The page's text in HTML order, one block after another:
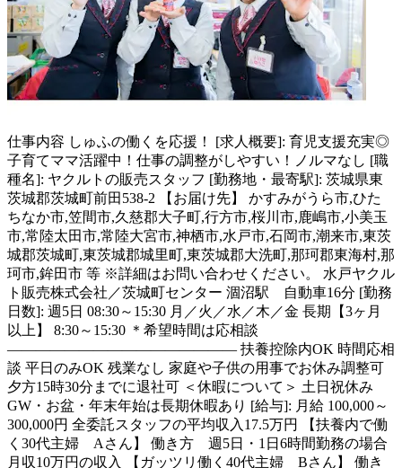
仕事内容 しゅふの働くを応援！ [求人概要]: 育児支援充実◎
子育てママ活躍中！仕事の調整がしやすい！ノルマなし [職
種名]: ヤクルトの販売スタッフ [勤務地・最寄駅]: 茨城県東
茨城郡茨城町前田538-2 【お届け先】 かすみがうら市,ひた
ちなか市,笠間市,久慈郡大子町,行方市,桜川市,鹿嶋市,小美玉
市,常陸太田市,常陸大宮市,神栖市,水戸市,石岡市,潮来市,東茨
城郡茨城町,東茨城郡城里町,東茨城郡大洗町,那珂郡東海村,那
珂市,鉾田市 等 ※詳細はお問い合わせください。 水戸ヤクル
ト販売株式会社／茨城町センター 涸沼駅 自動車16分 [勤務
日数]: 週5日 08:30～15:30 月／火／水／木／金 長期【3ヶ月
以上】 8:30～15:30 ＊希望時間は応相談
―――――――――――――――― 扶養控除内OK 時間応相
談 平日のみOK 残業なし 家庭や子供の用事でお休み調整可
夕方15時30分までに退社可 ＜休暇について＞ 土日祝休み
GW・お盆・年末年始は長期休暇あり [給与]: 月給 100,000～
300,000円 全委託スタッフの平均収入17.5万円 【扶養内で働
く30代主婦 Aさん】 働き方 週5日・1日6時間勤務の場合
月収10万円の収入 【ガッツリ働く40代主婦 Bさん】 働き